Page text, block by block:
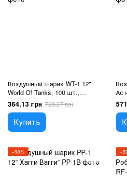
Воздушный шарик WT-1 12"
World Of Tanks, 100 шт.,
12"/30см., Микс (5 цветов),
Игры
364.13 грн 728.27 грн
Купить
Ас
−50%